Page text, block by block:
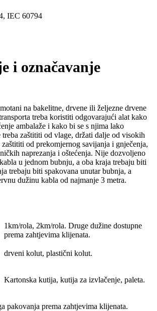
IEC 60794
i označavanje
na bakelitne, drvene ili željezne drvene
treba koristiti odgovarajući alat kako
ambalaže i kako bi se s njima lako
zaštititi od vlage, držati dalje od visokih
od prekomjernog savijanja i gnječenja,
naprezanja i oštećenja. Nije dozvoljeno
u jednom bubnju, a oba kraja trebaju biti
trebaju biti spakovana unutar bubnja, a
dužinu kabla od najmanje 3 metra.
1km/rola, 2km/rola. Druge dužine dostupne
prema zahtjevima klijenata.
drveni kolut, plastični kolut.
Kartonska kutija, kutija za izvlačenje, paleta.
pakovanja prema zahtjevima klijenata.